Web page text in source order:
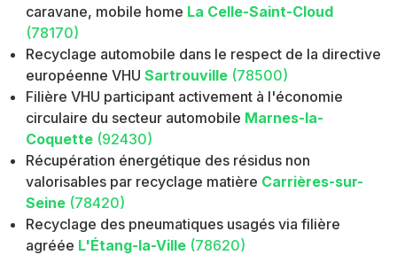
caravane, mobile home La Celle-Saint-Cloud
(78170)
Recyclage automobile dans le respect de la directive
européenne VHU Sartrouville (78500)
Filière VHU participant activement à l'économie
circulaire du secteur automobile Marnes-la-
Coquette (92430)
Récupération énergétique des résidus non
valorisables par recyclage matière Carrières-sur-
Seine (78420)
Recyclage des pneumatiques usagés via filière
agréée L'Étang-la-Ville (78620)